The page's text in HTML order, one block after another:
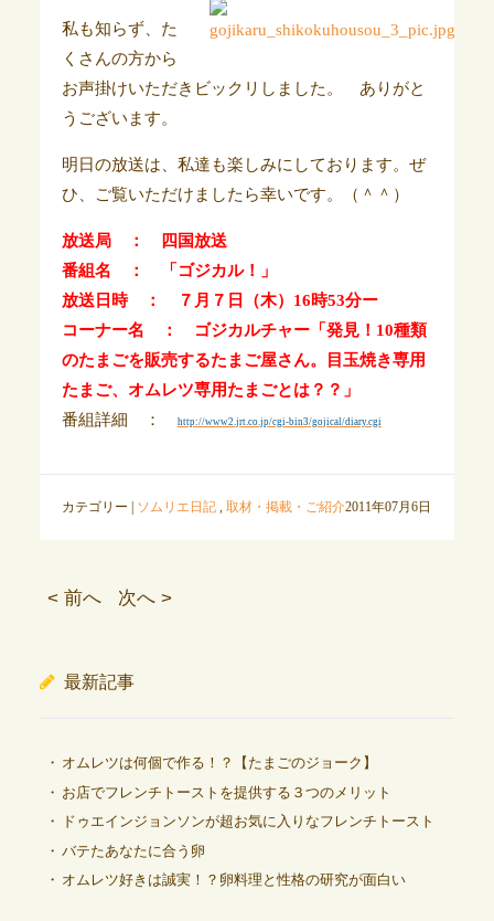
私も知らず、た
くさんの方から
お声掛けいただきビックリしました。 あり がと
うございます。
明日の放送は、私達も楽しみにしております。ぜ
ひ、ご覧いただけましたら幸いです。（＾＾）
放送局 ： 四国放送
番組名 ： 「ゴジカル！」
放送日時 ： ７月７日（木）16時53分ー
コーナー名 ： ゴジカルチャー「発見！10種類
のたまごを販売するたまご屋さん。目玉焼き専用
たまご、オムレツ専用たまごとは？？」
番組詳細 ：
http://www2.jrt.co.jp/cgi-bin3/gojical/diary.cgi
カテゴリー | ソムリエ日記, 取材・掲載・ご紹介2011年07月6日
< 前へ 次へ >
最新記事
オムレツは何個で作る！？【たまごのジョーク】
お店でフレンチトーストを提供する３つのメリット
ドゥエインジョンソンが超お気に入りなフレンチトースト
バテたあなたに合う卵
オムレツ好きは誠実！？卵料理と性格の研究が面白い